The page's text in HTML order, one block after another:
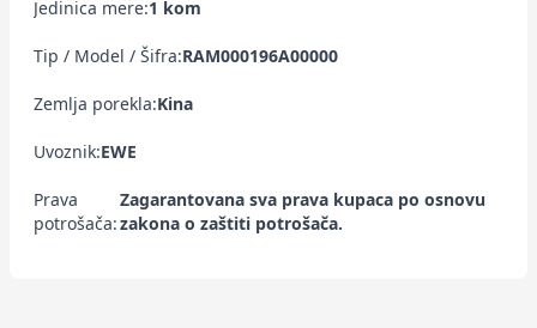
Jedinica mere:1 kom
Tip / Model / Šifra:RAM000196A00000
Zemlja porekla:Kina
Uvoznik:EWE
Prava
potrošača:
Zagarantovana sva prava kupaca po osnovu
zakona o zaštiti potrošača.